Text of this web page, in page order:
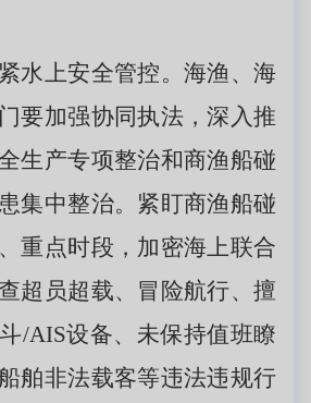
紧水上安全管控。海渔、海
要加强协同执法，深入推
生产专项整治和商渔船碰
集中整治。紧盯商渔船碰
重点时段，加密海上联合
超员超载、冒险航行、擅
/AIS设备、未保持值班瞭
舶非法载客等违法违规行